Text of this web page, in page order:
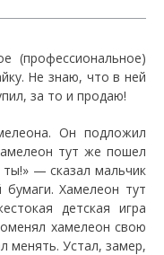
(профессиональное)
Не знаю, что в ней
за то и продаю!
Он подложил
тут же пошел
— сказал мальчик
Хамелеон тут
детская игра
хамелеон свою
менять. Устал, замер,